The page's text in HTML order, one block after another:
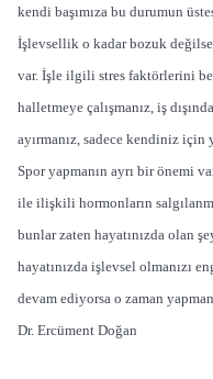
kendi başımıza bu durumun
İşlevsellik o kadar bozuk
var. İşle ilgili stres faktörlerini
halletmeye çalışmanız, iş
ayırmanız, sadece kendiniz için
Spor yapmanın ayrı bir önemi
ile ilişkili hormonların
bunlar zaten hayatınızda olan
hayatınızda işlevsel olmanızı
devam ediyorsa o zaman
Dr. Ercüment Doğan